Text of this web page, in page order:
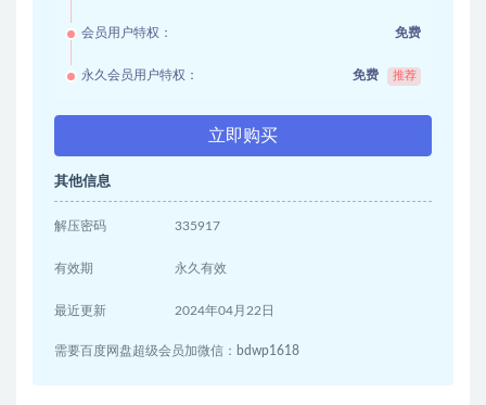
会员用户特权： 免费
永久会员用户特权： 免费 推荐
立即购买
其他信息
解压密码 335917
有效期 永久有效
最近更新 2024年04月22日
需要百度网盘超级会员加微信：bdwp1618